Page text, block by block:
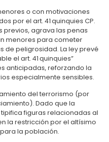
o con motivaciones
por el art. 41 quinquies CP.
previos, agrava las penas
menores para cometer
de peligrosidad. La ley prevé
el art. 41 quinquies”
anticipadas, reforzando la
especialmente sensibles.
del terrorismo (por
Dado que la
figuras relacionadas al
la restricción por el altísimo
la población.